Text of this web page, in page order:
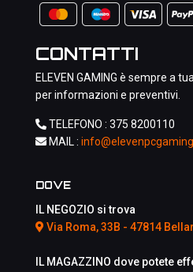
CONTATTI
ELEVEN GAMING è sempre a
per informazioni e preventivi.
TELEFONO : 375 8200110
MAIL :
DOVE
IL NEGOZIO si trova
Via Roma, 33B - 47814
IL MAGAZZINO dove potete